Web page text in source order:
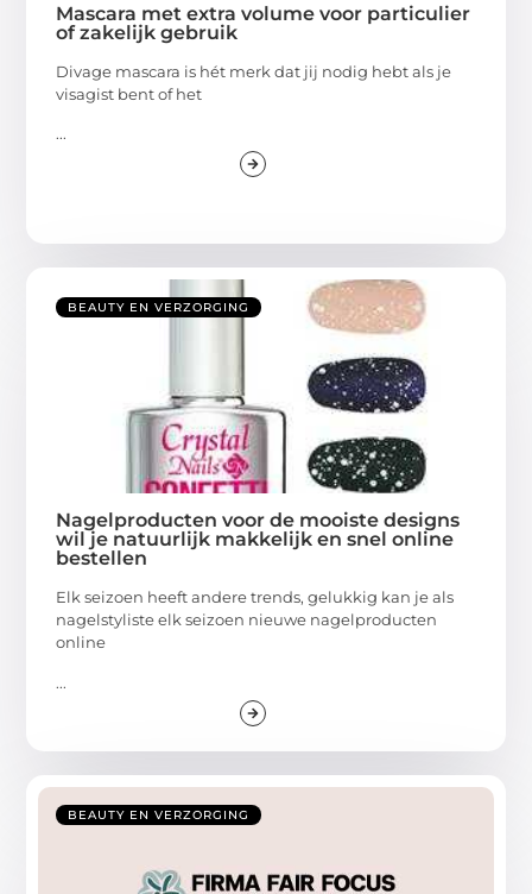
Mascara met extra volume voor particulier
of zakelijk gebruik
Divage mascara is hét merk dat jij nodig hebt als je
visagist bent of het
...
BEAUTY EN VERZORGING
Nagelproducten voor de mooiste designs
wil je natuurlijk makkelijk en snel online
bestellen
Elk seizoen heeft andere trends, gelukkig kan je als
nagelstyliste elk seizoen nieuwe nagelproducten
online
...
BEAUTY EN VERZORGING